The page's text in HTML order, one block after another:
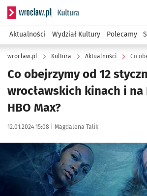
Serwis informacyjny wroclaw.pl
Aktualności Wydział Kultury Polecamy
wroclaw.pl Kultura Aktualności Co
Co obejrzymy od 12
wrocławskich kinach i
HBO Max?
Data publikacji:
12.01.2024 15:08 | Autor:
Magdalena Talik
Kliknij, aby powiększyć